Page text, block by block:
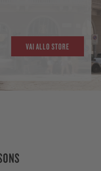
VAI ALLO STORE